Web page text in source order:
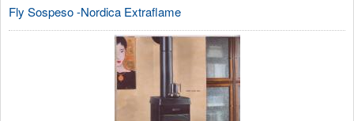
Fly Sospeso -Nordica Extraflame